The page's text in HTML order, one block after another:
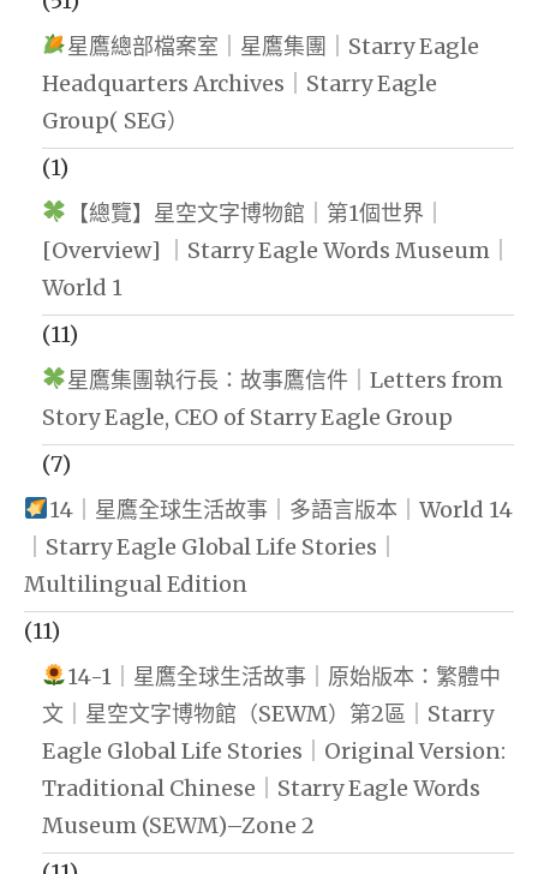
星鷹總部檔案室｜星鷹集團｜Starry Eagle
Headquarters Archives｜Starry Eagle
Group( SEG）
(1)
【總覽】星空文字博物館｜第1個世界｜
[Overview] ｜Starry Eagle Words Museum｜
World 1
(11)
星鷹集團執行長：故事鷹信件｜Letters from
Story Eagle, CEO of Starry Eagle Group
(7)
14｜星鷹全球生活故事｜多語言版本｜World 14
｜Starry Eagle Global Life Stories｜
Multilingual Edition
(11)
14-1｜星鷹全球生活故事｜原始版本：繁體中
文｜星空文字博物館（SEWM）第2區｜Starry
Eagle Global Life Stories｜Original Version:
Traditional Chinese｜Starry Eagle Words
Museum (SEWM)–Zone 2